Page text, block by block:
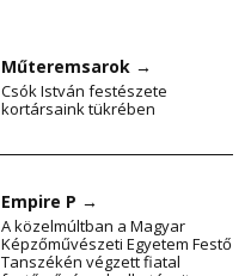
Műteremsarok →
Csók István festészete
kortársaink tükrében
Empire P →
A közelmúltban a Magyar
Képzőművészeti Egyetem Festő
Tanszékén végzett fiatal